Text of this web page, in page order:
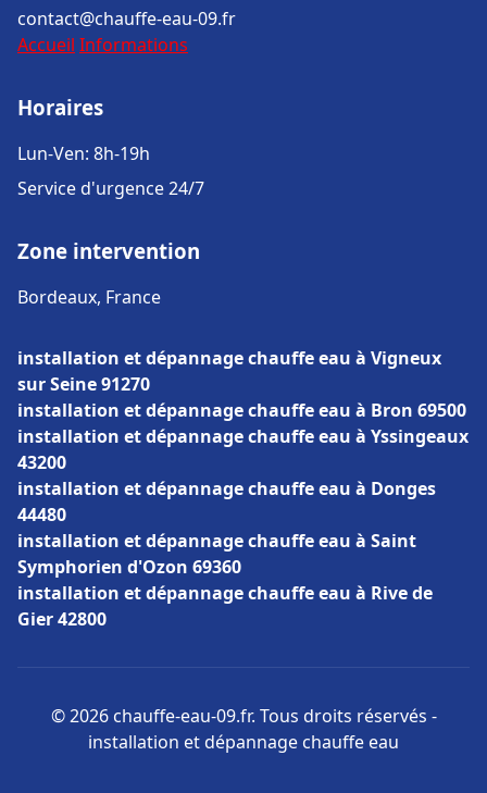
contact@chauffe-eau-09.fr
Accueil Informations
Horaires
Lun-Ven: 8h-19h
Service d'urgence 24/7
Zone intervention
Bordeaux, France
installation et dépannage chauffe eau à Vigneux
sur Seine 91270
installation et dépannage chauffe eau à Bron 69500
installation et dépannage chauffe eau à Yssingeaux
43200
installation et dépannage chauffe eau à Donges
44480
installation et dépannage chauffe eau à Saint
Symphorien d'Ozon 69360
installation et dépannage chauffe eau à Rive de
Gier 42800
© 2026 chauffe-eau-09.fr. Tous droits réservés -
installation et dépannage chauffe eau